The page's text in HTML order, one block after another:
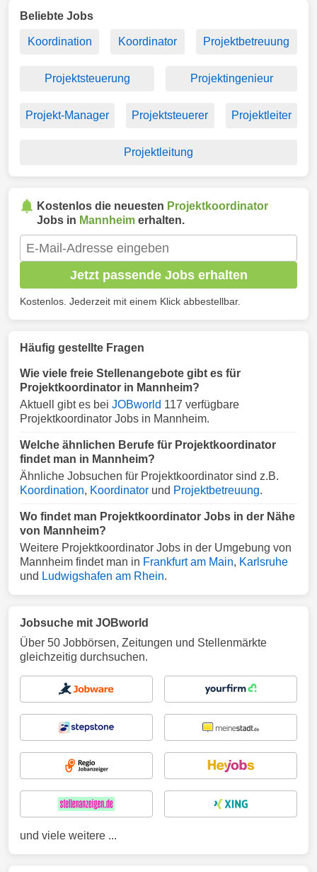
Beliebte Jobs
Koordination Koordinator Projektbetreuung
Projektsteuerung Projektingenieur
Projekt-Manager Projektsteuerer Projektleiter
Projektleitung
Kostenlos die neuesten Projektkoordinator
Jobs in Mannheim erhalten.
Jetzt passende Jobs erhalten
Kostenlos. Jederzeit mit einem Klick abbestellbar.
Häufig gestellte Fragen
Wie viele freie Stellenangebote gibt es für
Projektkoordinator in Mannheim?
Aktuell gibt es bei JOBworld 117 verfügbare
Projektkoordinator Jobs in Mannheim.
Welche ähnlichen Berufe für Projektkoordinator
findet man in Mannheim?
Ähnliche Jobsuchen für Projektkoordinator sind z.B.
Koordination, Koordinator und Projektbetreuung.
Wo findet man Projektkoordinator Jobs in der Nähe
von Mannheim?
Weitere Projektkoordinator Jobs in der Umgebung von
Mannheim findet man in Frankfurt am Main, Karlsruhe
und Ludwigshafen am Rhein.
Jobsuche mit JOBworld
Über 50 Jobbörsen, Zeitungen und Stellenmärkte
gleichzeitig durchsuchen.
und viele weitere ...